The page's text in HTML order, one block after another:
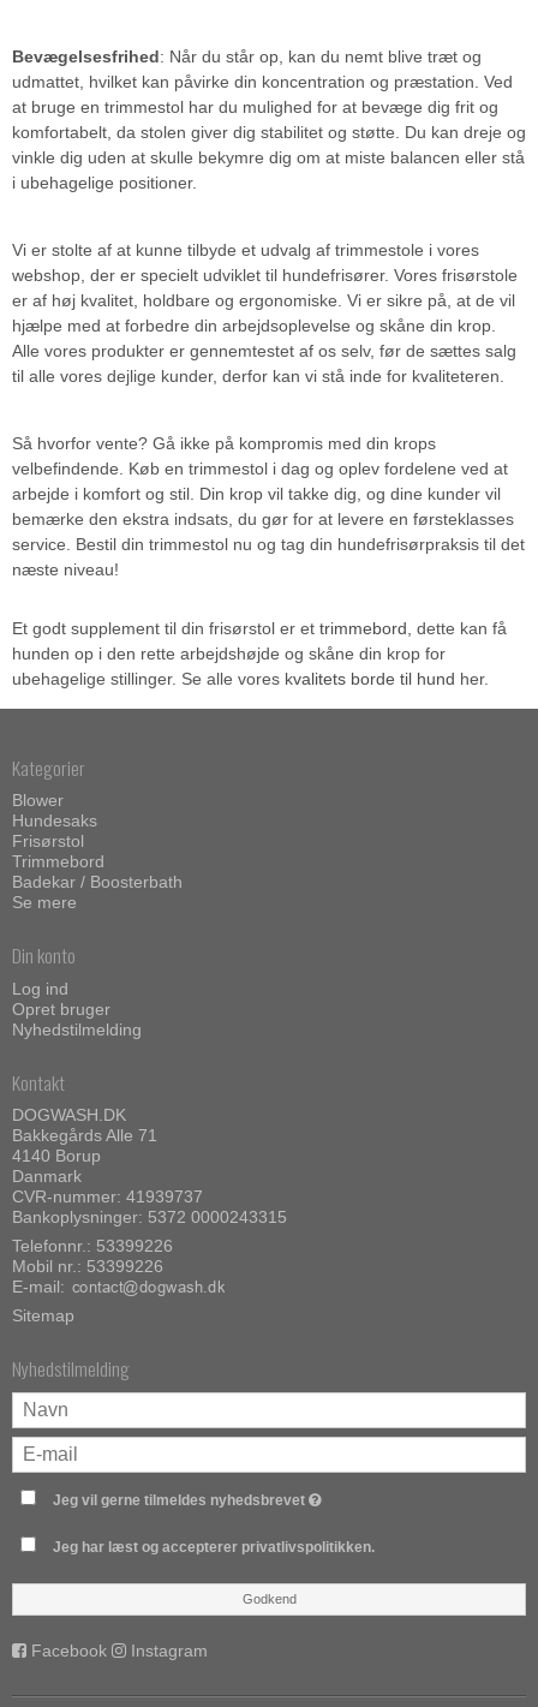
Bevægelsesfrihed: Når du står op, kan du nemt blive træt og
udmattet, hvilket kan påvirke din koncentration og præstation. Ved
at bruge en trimmestol har du mulighed for at bevæge dig frit og
komfortabelt, da stolen giver dig stabilitet og støtte. Du kan dreje og
vinkle dig uden at skulle bekymre dig om at miste balancen eller stå
i ubehagelige positioner.
Vi er stolte af at kunne tilbyde et udvalg af trimmestole i vores
webshop, der er specielt udviklet til hundefrisører. Vores frisørstole
er af høj kvalitet, holdbare og ergonomiske. Vi er sikre på, at de vil
hjælpe med at forbedre din arbejdsoplevelse og skåne din krop.
Alle vores produkter er gennemtestet af os selv, før de sættes salg
til alle vores dejlige kunder, derfor kan vi stå inde for kvaliteteren.
Så hvorfor vente? Gå ikke på kompromis med din krops
velbefindende. Køb en trimmestol i dag og oplev fordelene ved at
arbejde i komfort og stil. Din krop vil takke dig, og dine kunder vil
bemærke den ekstra indsats, du gør for at levere en førsteklasses
service. Bestil din trimmestol nu og tag din hundefrisørpraksis til det
næste niveau!
Et godt supplement til din frisørstol er et trimmebord , dette kan få
hunden op i den rette arbejdshøjde og skåne din krop for
ubehagelige stillinger. Se alle vores kvalitets borde til hund her.
Kategorier
Blower
Hundesaks
Frisørstol
Trimmebord
Badekar / Boosterbath
Se mere
Din konto
Log ind
Opret bruger
Nyhedstilmelding
Kontakt
DOGWASH.DK
Bakkegårds Alle 71
4140 Borup
Danmark
CVR-nummer: 41939737
Bankoplysninger: 5372 0000243315
Telefonnr.: 53399226
Mobil nr.: 53399226
E-mail:
Sitemap
Nyhedstilmelding
Jeg vil gerne tilmeldes nyhedsbrevet
Jeg har læst og accepterer privatlivspolitikken.
Godkend
Facebook Instagram